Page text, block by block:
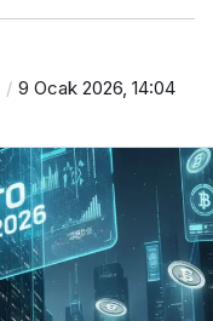
9 Ocak 2026, 14:04